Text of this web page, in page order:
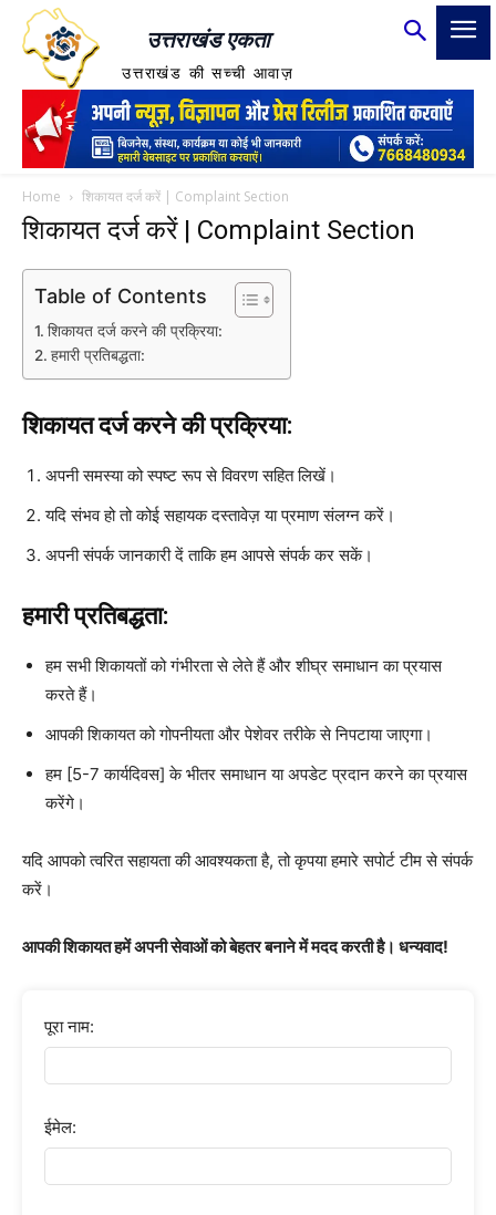
उत्तराखंड एकता
उत्तराखंड की सच्ची आवाज़
Home शिकायत दर्ज करें | Complaint Section
शिकायत दर्ज करें | Complaint Section
Table of Contents
शिकायत दर्ज करने की प्रक्रिया:
हमारी प्रतिबद्धता:
शिकायत दर्ज करने की प्रक्रिया:
अपनी समस्या को स्पष्ट रूप से विवरण सहित लिखें।
यदि संभव हो तो कोई सहायक दस्तावेज़ या प्रमाण संलग्न करें।
अपनी संपर्क जानकारी दें ताकि हम आपसे संपर्क कर सकें।
हमारी प्रतिबद्धता:
हम सभी शिकायतों को गंभीरता से लेते हैं और शीघ्र समाधान का प्रयास
करते हैं।
आपकी शिकायत को गोपनीयता और पेशेवर तरीके से निपटाया जाएगा।
हम [5-7 कार्यदिवस] के भीतर समाधान या अपडेट प्रदान करने का प्रयास
करेंगे।
यदि आपको त्वरित सहायता की आवश्यकता है, तो कृपया हमारे सपोर्ट टीम से संपर्क
करें।
आपकी शिकायत हमें अपनी सेवाओं को बेहतर बनाने में मदद करती है। धन्यवाद!
पूरा नाम:
ईमेल: